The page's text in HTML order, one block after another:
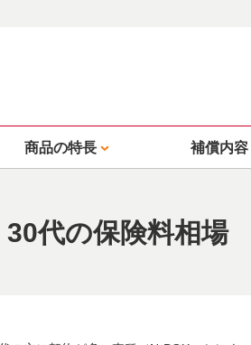
商品の特長 補償内容
30代の保険料相場